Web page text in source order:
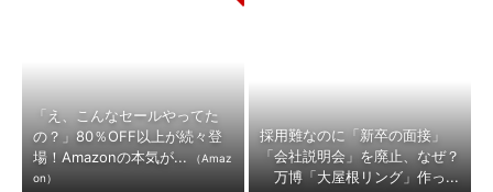
「え、こんなセールやってた
の？」80％OFF以上が続々登
場！Amazonの本気が...
（Amaz
on）
採用難なのに「新卒の面接」
「会社説明会」を廃止、なぜ？
万博「大屋根リング」作っ...